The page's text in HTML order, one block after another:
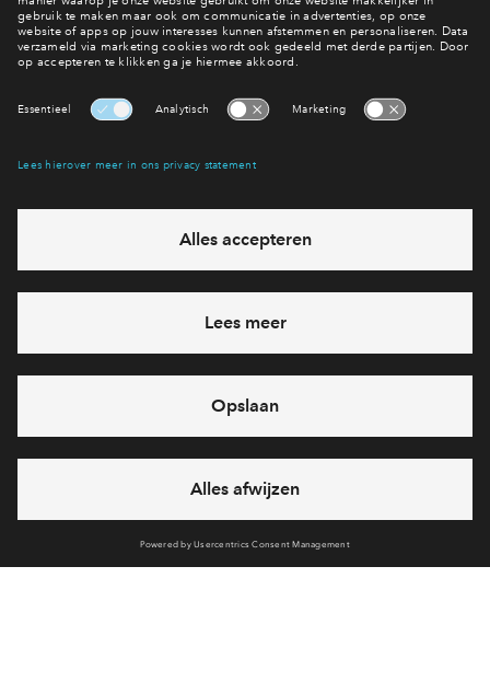
Welke woning is jouw favoriet?
Bekijk het aanbod
Interesse? Meld je dan snel aan
Hiermee blijf je op de hoogte van het belangrijkste nieuws en
Ja, ik wil mij aanmelden
Heb je een vraag en wil je direct antwoord? Bel ons op
712 28 46
6 dagen per week beschikbaar (behalve tijdens
feestdagen)
vandaag gesloten, maandag zijn we vanaf
09:00 uur weer
bereikbaar